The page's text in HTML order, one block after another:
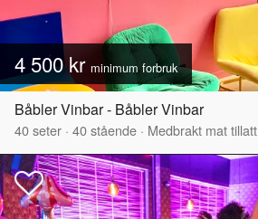
4 500 kr minimum forbruk
Båbler Vinbar - Båbler Vinbar
40seter · 40stående · Medbrakt mat tillatt